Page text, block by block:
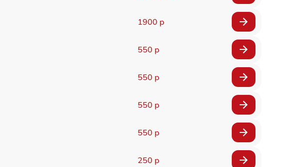
1900 р
550 р
550 р
550 р
550 р
250 р